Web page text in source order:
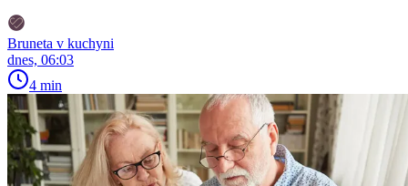
Bruneta v kuchyni
dnes, 06:03
4 min